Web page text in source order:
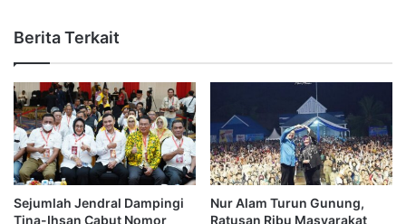
Berita Terkait
Sejumlah Jendral Dampingi
Tina-Ihsan Cabut Nomor
Nur Alam Turun Gunung,
Ratusan Ribu Masyarakat